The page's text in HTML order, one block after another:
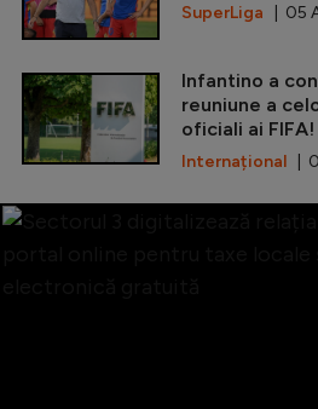
SuperLiga | 05
Infantino a
reuniune a
oficiali ai FIFA!
Internațional |